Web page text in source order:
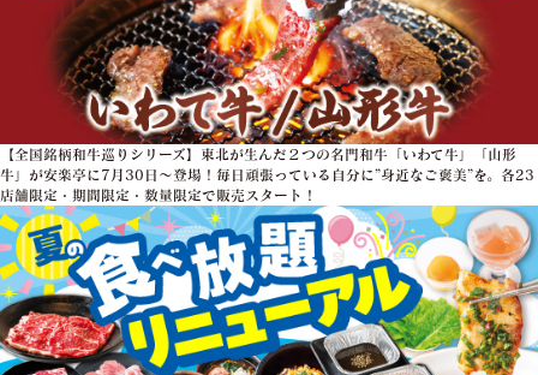
【全国銘柄和牛巡りシリーズ】東北が生んだ２つの名門和牛「いわて牛」「山形
牛」が安楽亭に7月30日～登場！毎日頑張っている自分に”身近なご褒美”を。各23
店舗限定・期間限定・数量限定で販売スタート！